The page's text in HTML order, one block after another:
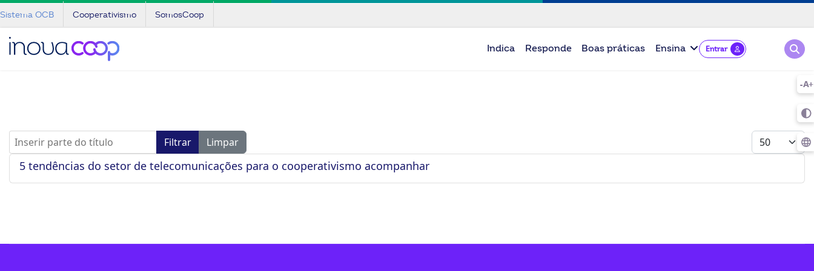
Sistema OCB Cooperativismo SomosCoop
Indica Responde Boas práticas Ensina Entrar
Inserir parte do título Filtrar Limpar Mostrar #
5 tendências do setor de telecomunicações para o cooperativismo acompanhar